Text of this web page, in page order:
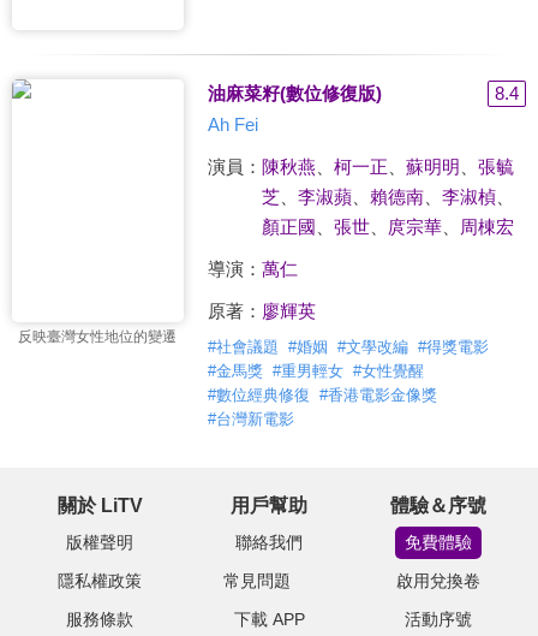
反映臺灣女性地位的變遷
油麻菜籽(數位修復版)
8.4
Ah Fei
演員： 陳秋燕 柯一正 蘇明明
張毓
芝、 李淑蘋、 賴德南、 李淑楨、
顏正國
張世、 庹宗華、 周棟宏
導演： 萬仁
原著： 廖輝英
#社會議題 #婚姻 #文學改編 #得獎電影
#金馬獎 #重男輕女 #女性覺醒
#數位經典修復 #香港電影金像獎
#台灣新電影
關於 LiTV
版權聲明
隱私權政策
服務條款
用戶幫助
聯絡我們
常見問題
下載 APP
體驗＆序號
免費體驗
啟用兌換卷
活動序號